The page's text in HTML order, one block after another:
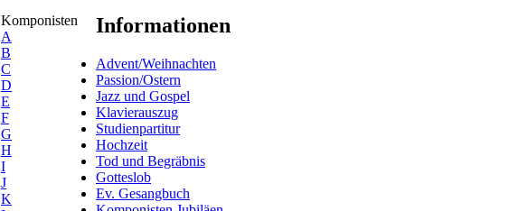
Komponisten
A
B
C
D
E
F
G
H
I
J
K
Informationen
Advent/Weihnachten
Passion/Ostern
Jazz und Gospel
Klavierauszug
Studienpartitur
Hochzeit
Tod und Begräbnis
Gotteslob
Ev. Gesangbuch